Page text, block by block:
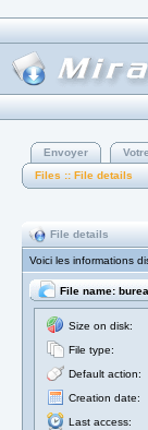
Envoyer
Files :: File details
File details
Voici les informations
File name:
Size on disk:
File type:
Default action:
Creation date:
Last access: